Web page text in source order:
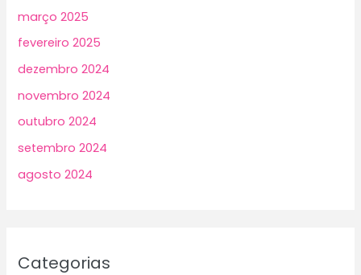
março 2025
fevereiro 2025
dezembro 2024
novembro 2024
outubro 2024
setembro 2024
agosto 2024
Categorias